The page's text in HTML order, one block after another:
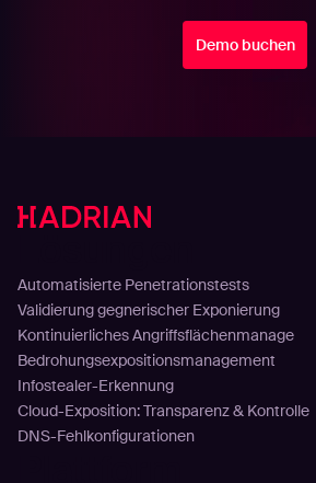
Demo buchen
Automatisierte Penetrationstests
Validierung gegnerischer Exponierung
Kontinuierliches Angriffsflächenmanage
Bedrohungsexpositionsmanagement
Infostealer-Erkennung
Cloud-Exposition: Transparenz & Kontrolle
DNS-Fehlkonfigurationen